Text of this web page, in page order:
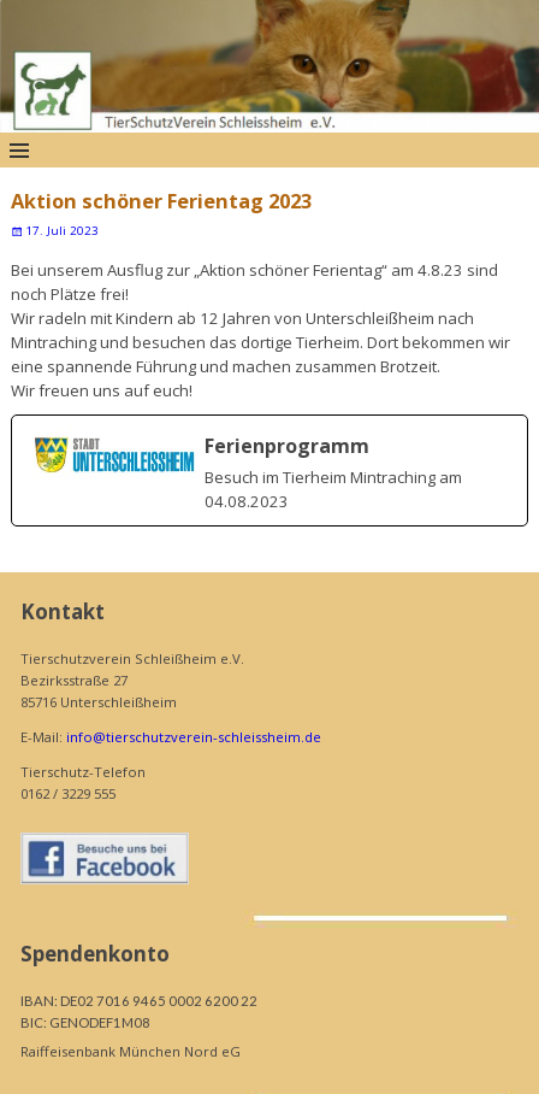
Aktion schöner Ferientag 2023
17. Juli 2023
Bei unserem Ausflug zur „Aktion schöner Ferientag“ am 4.8.23 sind
noch Plätze frei!
Wir radeln mit Kindern ab 12 Jahren von Unterschleißheim nach
Mintraching und besuchen das dortige Tierheim. Dort bekommen wir
eine spannende Führung und machen zusammen Brotzeit.
Wir freuen uns auf euch!
Ferienprogramm
Besuch im Tierheim Mintraching am
04.08.2023
Kontakt
Tierschutzverein Schleißheim e.V.
Bezirksstraße 27
85716 Unterschleißheim
E-Mail: info@tierschutzverein-schleissheim.de
Tierschutz-Telefon
0162 / 3229 555
Spendenkonto
IBAN: DE02 7016 9465 0002 6200 22
BIC: GENODEF1M08
Raiffeisenbank München Nord eG